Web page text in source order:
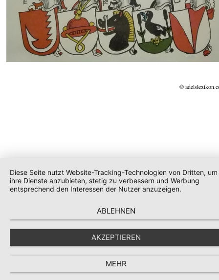
©
Diese Seite nutzt Website-Tracking-Technologien von Dritten, um
ihre Dienste anzubieten, stetig zu verbessern und Werbung
entsprechend den Interessen der Nutzer anzuzeigen.
ABLEHNEN
AKZEPTIEREN
MEHR